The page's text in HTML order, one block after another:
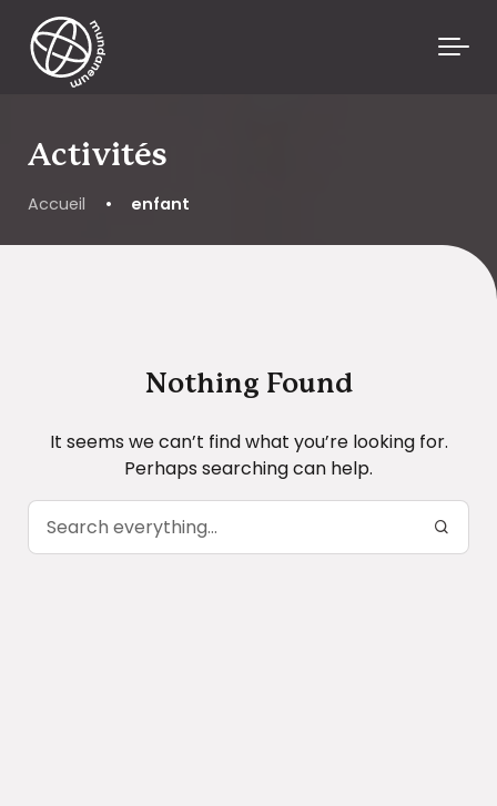
Skip to main content
Activités
Accueil • enfant
Nothing Found
It seems we can’t find what you’re looking for.
Perhaps searching can help.
Search everything...